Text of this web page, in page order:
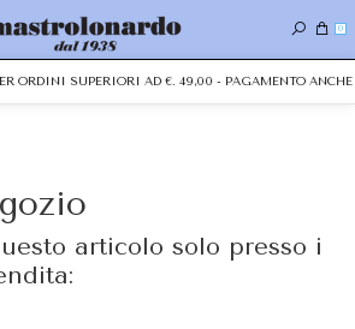
0
ORDINI SUPERIORI AD €. 49,00 - PAGAMENTO ANCHE
articolo solo presso i